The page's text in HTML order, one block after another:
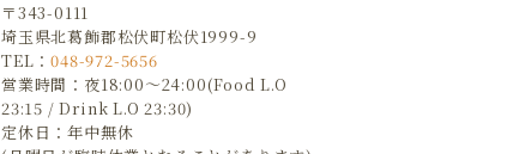
〒343-0111
埼玉県北葛飾郡松伏町松伏1999-9
TEL：048-972-5656
営業時間：夜18:00～24:00(Food L.O
23:15 / Drink L.O 23:30)
定休日：年中無休